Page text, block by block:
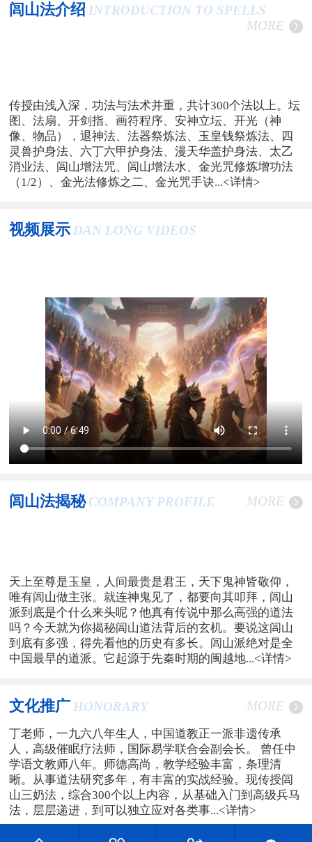
闾山法介绍 INTRODUCTION TO SPELLS
MORE
传授由浅入深，功法与法术并重，共计300个法以上。坛
图、法扇、开剑指、画符程序、安神立坛、开光（神
像、物品），退神法、法器祭炼法、玉皇钱祭炼法、四
灵兽护身法、六丁六甲护身法、漫天华盖护身法、太乙
消业法、闾山增法咒、闾山增法水、金光咒修炼增功法
（1/2）、金光法修炼之二、金光咒手诀...<详情>
视频展示 DAN LONG VIDEOS
闾山法揭秘 COMPANY PROFILE MORE
天上至尊是玉皇，人间最贵是君王，天下鬼神皆敬仰，
唯有闾山做主张。就连神鬼见了，都要向其叩拜，闾山
派到底是个什么来头呢？他真有传说中那么高强的道法
吗？今天就为你揭秘闾山道法背后的玄机。要说这闾山
到底有多强，得先看他的历史有多长。闾山派绝对是全
中国最早的道派。它起源于先秦时期的闽越地...<详情>
文化推广 HONORARY MORE
丁老师，一九六八年生人，中国道教正一派非遗传承
人，高级催眠疗法师，国际易学联合会副会长。 曾任中
学语文教师八年。师德高尚，教学经验丰富，条理清
晰。从事道法研究多年，有丰富的实战经验。现传授闾
山三奶法，综合300个以上内容，从基础入门到高级兵马
法，层层递进，到可以独立应对各类事...<详情>